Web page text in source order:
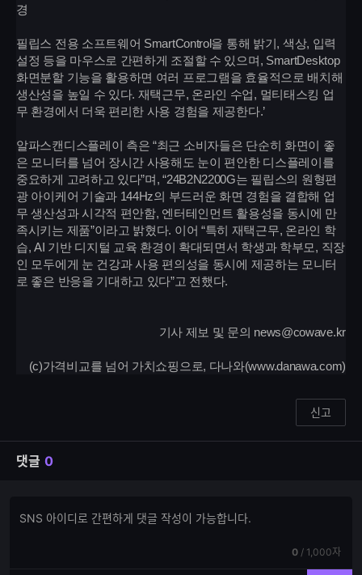
경
필립스 전용 소프트웨어 SmartControl을 통해 밝기, 색상, 입력
설정 등을 마우스로 간편하게 조절할 수 있으며, SmartDesktop
화면분할 기능을 활용하면 여러 프로그램을 효율적으로 배치해
생산성을 높일 수 있다. 재택근무, 온라인 수업, 멀티태스킹 업
무 환경에서 더욱 편리한 사용 경험을 제공한다.’
알파스캔디스플레이 측은 “최근 소비자들은 단순히 화면이 좋
은 모니터를 넘어 장시간 사용해도 눈이 편안한 디스플레이를
중요하게 고려하고 있다”며, “24B2N2200G는 필립스의 원형편
광 아이케어 기술과 144Hz의 부드러운 화면 경험을 결합해 업
무 생산성과 시각적 편안함, 엔터테인먼트 활용성을 동시에 만
족시키는 제품”이라고 밝혔다. 이어 “특히 재택근무, 온라인 학
습, AI 기반 디지털 교육 환경이 확대되면서 학생과 학부모, 직장
인 모두에게 눈 건강과 사용 편의성을 동시에 제공하는 모니터
로 좋은 반응을 기대하고 있다”고 전했다.
기사 제보 및 문의 news@cowave.kr
(c)가격비교를 넘어 가치쇼핑으로, 다나와(www.danawa.com)
신고
댓글 0
글댓
현
0 / 전
체
1,000자